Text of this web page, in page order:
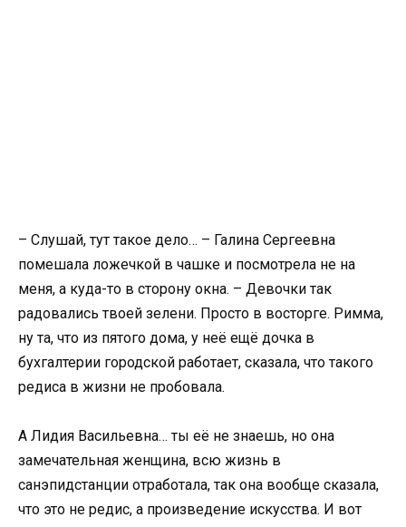
– Слушай, тут такое дело… – Галина Сергеевна
помешала ложечкой в чашке и посмотрела не на
меня, а куда-то в сторону окна. – Девочки так
радовались твоей зелени. Просто в восторге. Римма,
ну та, что из пятого дома, у неё ещё дочка в
бухгалтерии городской работает, сказала, что такого
редиса в жизни не пробовала.
А Лидия Васильевна… ты её не знаешь, но она
замечательная женщина, всю жизнь в
санэпидстанции отработала, так она вообще сказала,
что это не редис, а произведение искусства. И вот